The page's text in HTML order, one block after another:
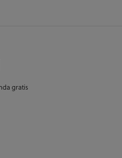
gratis